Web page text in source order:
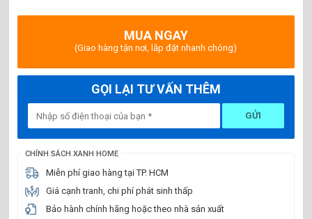
MUA NGAY
(Giao hàng tận nơi, lắp đặt nhanh chóng)
GỌI LẠI TƯ VẤN THÊM
GỬI
CHÍNH SÁCH XANH HOME
Miễn phí giao hàng tại TP. HCM
Giá cạnh tranh, chi phí phát sinh thấp
Bảo hành chính hãng hoặc theo nhà sản xuất